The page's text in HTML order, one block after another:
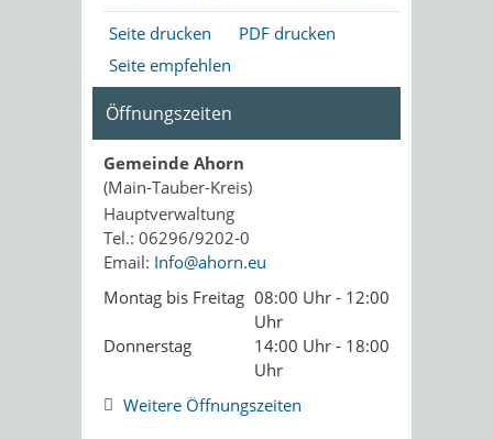
Seite drucken
PDF drucken
Seite empfehlen
Öffnungszeiten
Gemeinde Ahorn
(Main-Tauber-Kreis)
Hauptverwaltung
Tel.: 06296/9202-0
Email: Info@ahorn.eu
Montag bis Freitag 08:00 Uhr - 12:00
Uhr
Donnerstag
14:00 Uhr - 18:00
Uhr
Weitere Öffnungszeiten